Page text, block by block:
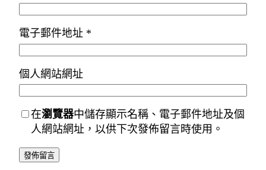
電子郵件地址 *
個人網站網址
在瀏覽器中儲存顯示名稱、電子郵件地址及個
人網站網址，以供下次發佈留言時使用。